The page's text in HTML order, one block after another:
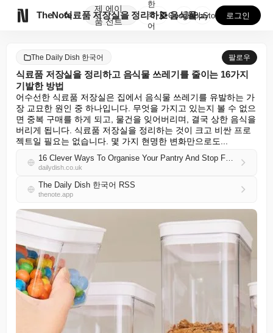
TheNote
제
품
에이
전트
식료품 저장실을 정리하고 음식물 쓰레기를 줄이는 16가...
한
국
어
GooglePlay
AppStore 로그인
The Daily Dish 한국어 팔로우
식료품 저장실을 정리하고 음식물 쓰레기를 줄이는 16가지
기발한 방법
어수선한 식료품 저장실은 집에서 음식물 쓰레기를 유발하는 가
장 교묘한 원인 중 하나입니다. 무엇을 가지고 있는지 볼 수 없으
면 중복 구매를 하게 되고, 물건을 잊어버리며, 결국 상한 음식을
버리게 됩니다. 식료품 저장실을 정리하는 것이 크고 비싼 프로
젝트일 필요는 없습니다. 몇 가지 현명한 변화만으로도...
16 Clever Ways To Organise Your Pantry And Stop Food Waste
dailydish.co.uk
The Daily Dish 한국어 RSS
thenote.app